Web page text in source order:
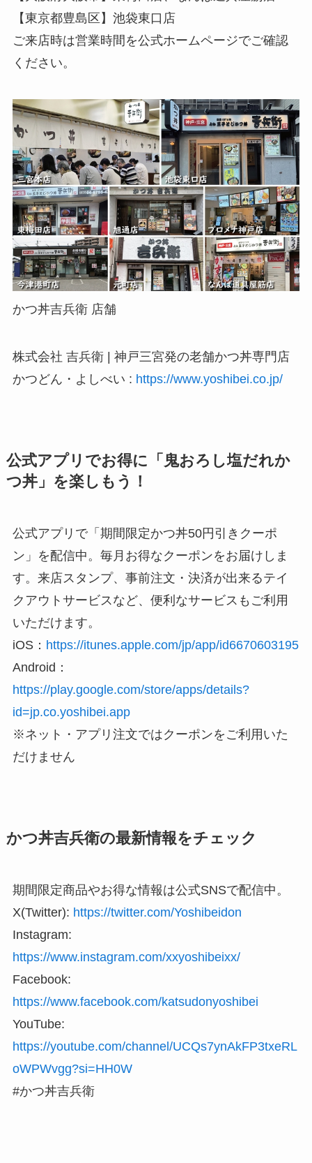
【東京都豊島区】池袋東口店
ご来店時は営業時間を公式ホームページでご確認
ください。
かつ丼吉兵衛 店舗
株式会社 吉兵衛 | 神戸三宮発の老舗かつ丼専門店
かつどん・よしべい : https://www.yoshibei.co.jp/
公式アプリでお得に「鬼おろし塩だれか
つ丼」を楽しもう！
公式アプリで「期間限定かつ丼50円引きクーポ
ン」を配信中。毎月お得なクーポンをお届けしま
す。来店スタンプ、事前注文・決済が出来るテイ
クアウトサービスなど、便利なサービスもご利用
いただけます。
iOS： https://itunes.apple.com/jp/app/id6670603195
Android：
https://play.google.com/store/apps/details?
id=jp.co.yoshibei.app
※ネット・アプリ注文ではクーポンをご利用いた
だけません
かつ丼吉兵衛の最新情報をチェック
期間限定商品やお得な情報は公式SNSで配信中。
X(Twitter): https://twitter.com/Yoshibeidon
Instagram:
https://www.instagram.com/xxyoshibeixx/
Facebook:
https://www.facebook.com/katsudonyoshibei
YouTube:
https://youtube.com/channel/UCQs7ynAkFP3txeRL
oWPWvgg?si=HH0W
#かつ丼吉兵衛